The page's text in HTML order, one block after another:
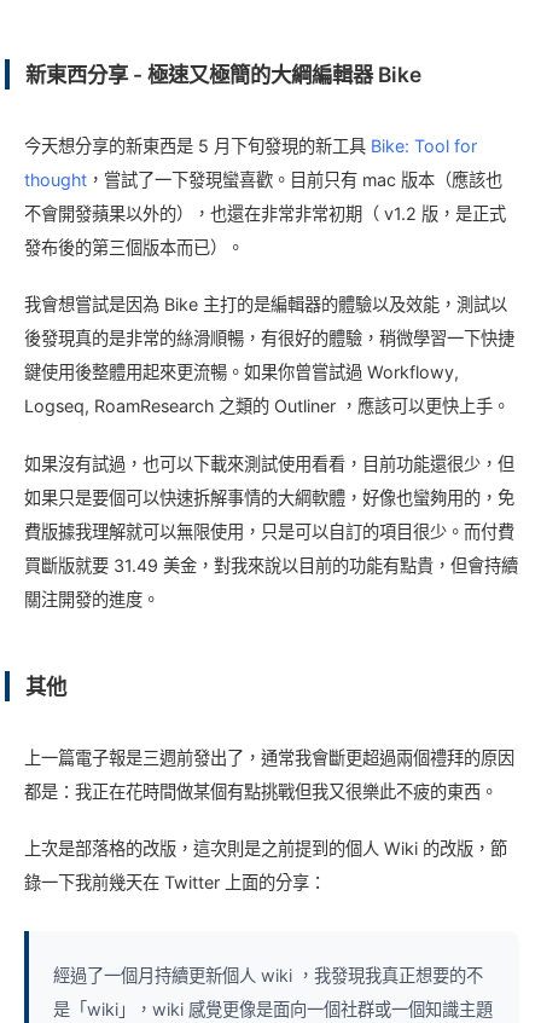
新東西分享 - 極速又極簡的大綱編輯器 Bike
今天想分享的新東西是 5 月下旬發現的新工具 Bike: Tool for
thought，嘗試了一下發現蠻喜歡。目前只有 mac 版本（應該也
不會開發蘋果以外的），也還在非常非常初期（ v1.2 版，是正式
發布後的第三個版本而已）。
我會想嘗試是因為 Bike 主打的是編輯器的體驗以及效能，測試以
後發現真的是非常的絲滑順暢，有很好的體驗，稍微學習一下快捷
鍵使用後整體用起來更流暢。如果你曾嘗試過 Workflowy,
Logseq, RoamResearch 之類的 Outliner ，應該可以更快上手。
如果沒有試過，也可以下載來測試使用看看，目前功能還很少，但
如果只是要個可以快速拆解事情的大綱軟體，好像也蠻夠用的，免
費版據我理解就可以無限使用，只是可以自訂的項目很少。而付費
買斷版就要 31.49 美金，對我來說以目前的功能有點貴，但會持續
關注開發的進度。
其他
上一篇電子報是三週前發出了，通常我會斷更超過兩個禮拜的原因
都是：我正在花時間做某個有點挑戰但我又很樂此不疲的東西。
上次是部落格的改版，這次則是之前提到的個人 Wiki 的改版，節
錄一下我前幾天在 Twitter 上面的分享：
經過了一個月持續更新個人 wiki ，我發現我真正想要的不
是「wiki」，wiki 感覺更像是面向一個社群或一個知識主題